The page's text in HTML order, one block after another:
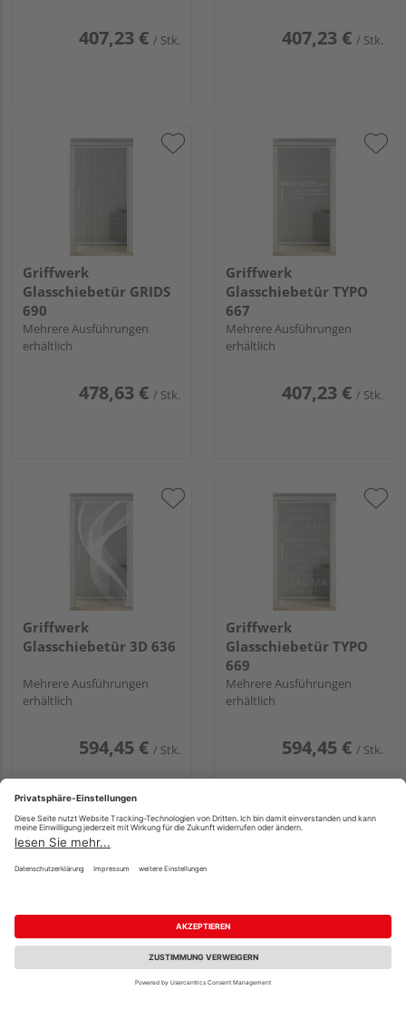
407,23 € / Stk. 407,23 € / Stk.
Griffwerk
Glasschiebetür GRIDS
690
Mehrere Ausführungen
erhältlich
478,63 € / Stk.
Griffwerk
Glasschiebetür TYPO
667
Mehrere Ausführungen
erhältlich
407,23 € / Stk.
Griffwerk
Glasschiebetür 3D 636
Mehrere Ausführungen
erhältlich
594,45 € / Stk.
Griffwerk
Glasschiebetür TYPO
669
Mehrere Ausführungen
erhältlich
594,45 € / Stk.
Griffwerk
Fachberatung